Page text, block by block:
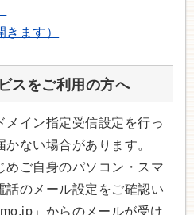
きます）
スをご利用の方へ
メイン指定受信設定を行っ
ない場合があります。
めご自身のパソコン・スマ
話のメール設定をご確認い
」からのメールが受け